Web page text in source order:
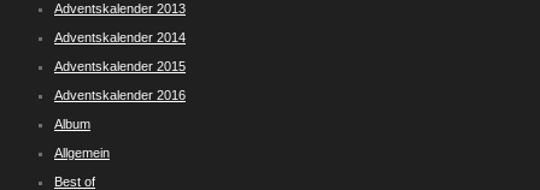
Adventskalender 2013
Adventskalender 2014
Adventskalender 2015
Adventskalender 2016
Album
Allgemein
Best of